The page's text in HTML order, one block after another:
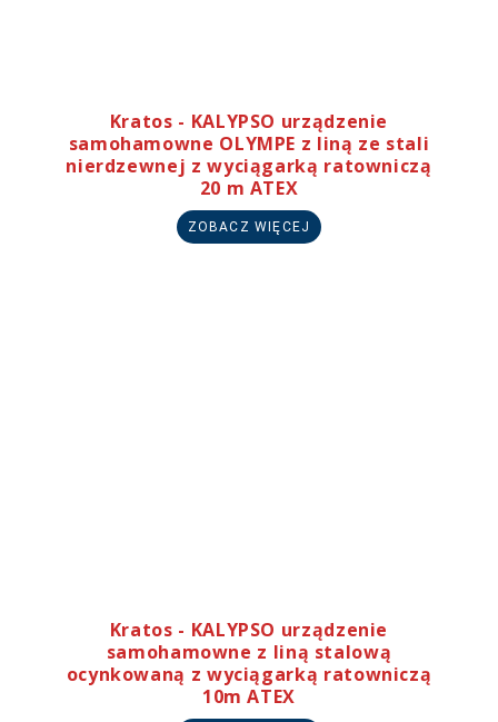
Kratos - KALYPSO urządzenie
samohamowne OLYMPE z liną ze stali
nierdzewnej z wyciągarką ratowniczą
20 m ATEX
ZOBACZ WIĘCEJ
Kratos - KALYPSO urządzenie
samohamowne z liną stalową
ocynkowaną z wyciągarką ratowniczą
10m ATEX